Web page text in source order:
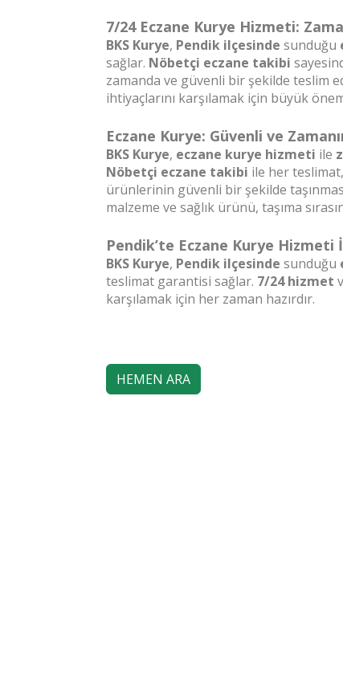
7/24 Eczane Kurye Hizmeti:
BKS Kurye, Pendik ilçesinde sunduğu
sağlar. Nöbetçi eczane takibi
zamanda ve güvenli bir şekilde teslim
ihtiyaçlarını karşılamak için büyük
Eczane Kurye: Güvenli ve
BKS Kurye, eczane kurye hizmeti ile
Nöbetçi eczane takibi ile her
ürünlerinin güvenli bir şekilde
malzeme ve sağlık ürünü, taşıma
Pendik’te Eczane Kurye Hizmeti
BKS Kurye, Pendik ilçesinde sunduğu
teslimat garantisi sağlar. 7/24 hizmet
karşılamak için her zaman hazırdır.
HEMEN ARA